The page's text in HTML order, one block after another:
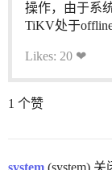
操作，由于系
TiKV处于
Likes: 20 ❤
1 个赞